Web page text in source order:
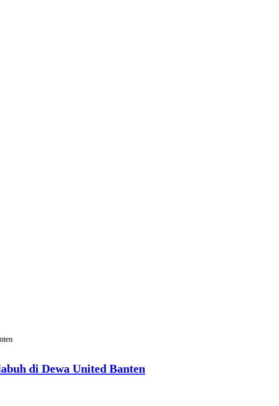
di Dewa United Banten